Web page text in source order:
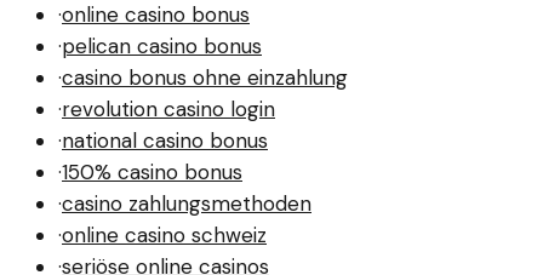
·online casino bonus
·pelican casino bonus
·casino bonus ohne einzahlung
·revolution casino login
·national casino bonus
·150% casino bonus
·casino zahlungsmethoden
·online casino schweiz
·seriöse online casinos